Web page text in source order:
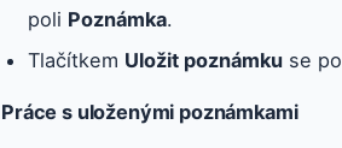
poli Poznámka.
Tlačítkem Uložit poznámkuse
Práce s uloženými poznámkami